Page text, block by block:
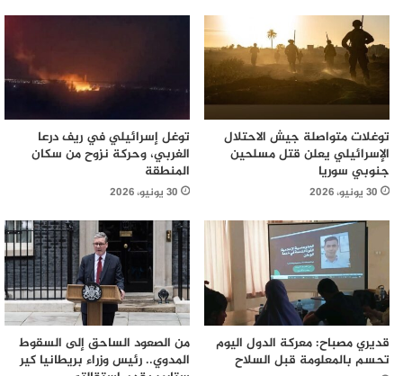
توغلات متواصلة جيش الاحتلال
الإسرائيلي يعلن قتل مسلحين
جنوبي سوريا
30 يونيو، 2026
توغل إسرائيلي في ريف درعا
الغربي، وحركة نزوح من سكان
المنطقة
30 يونيو، 2026
قديري مصباح: معركة الدول اليوم
تحسم بالمعلومة قبل السلاح
من الصعود الساحق إلى السقوط
المدوي.. رئيس وزراء بريطانيا كير